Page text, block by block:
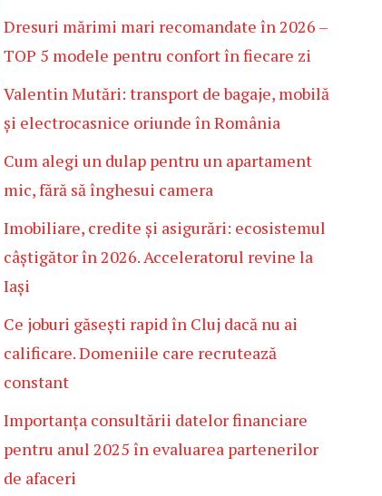
Dresuri mărimi mari recomandate în 2026 –
TOP 5 modele pentru confort în fiecare zi
Valentin Mutări: transport de bagaje, mobilă
și electrocasnice oriunde în România
Cum alegi un dulap pentru un apartament
mic, fără să înghesui camera
Imobiliare, credite și asigurări: ecosistemul
câștigător în 2026. Acceleratorul revine la
Iași
Ce joburi găsești rapid în Cluj dacă nu ai
calificare. Domeniile care recrutează
constant
Importanța consultării datelor financiare
pentru anul 2025 în evaluarea partenerilor
de afaceri